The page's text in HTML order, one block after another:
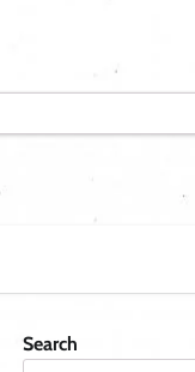
Search